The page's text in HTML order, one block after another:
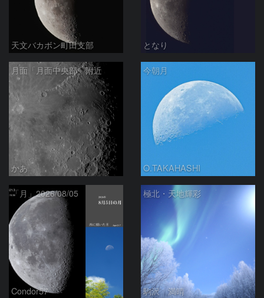
天文バカボン町田支部 となり
月面「月面中央部」附近
かあ
今朝月
O.TAKAHASHI
「月」2026/08/05
Condor57
極北・天地輝彩
駒沢 満晴